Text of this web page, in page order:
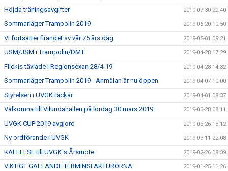
Höjda träningsavgifter 2019-07-30 20:40
Sommarläger Trampolin 2019 2019-05-20 10:50
Vi fortsätter firandet av vår 75 års dag 2019-05-01 09:21
USM/JSM i Trampolin/DMT 2019-04-28 17:29
Flickis tävlade i Regionsexan 28/4-19 2019-04-28 14:32
Sommarläger Trampolin 2019 - Anmälan är nu öppen 2019-04-07 10:00
Styrelsen i UVGK tackar 2019-04-01 08:37
Välkomna till Vilundahallen på lördag 30 mars 2019 2019-03-28 08:11
UVGK CUP 2019 avgjord 2019-03-26 13:12
Ny ordförande i UVGK 2019-03-11 22:08
KALLELSE till UVGK´s Årsmöte 2019-02-26 08:39
VIKTIGT GÄLLANDE TERMINSFAKTURORNA 2019-01-25 11:26